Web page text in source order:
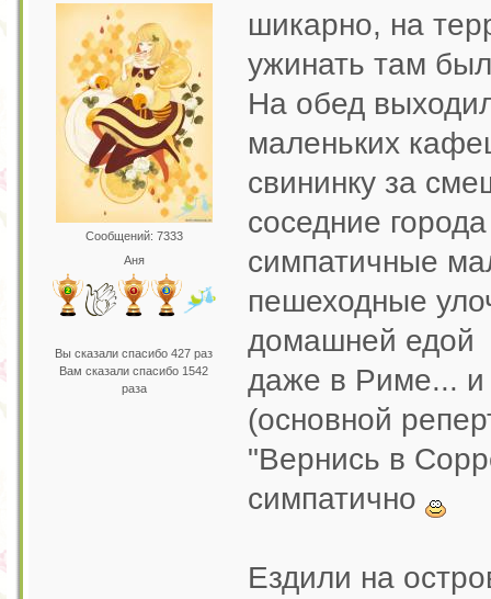
Сообщений: 7333
Аня
Вы сказали спасибо 427 раз
Вам сказали спасибо 1542
раза
шикарно, на
ужинать там
На обед
маленьких
свининку за
соседние
симпатичные
пешеходные
домашней едой
даже в Риме... и
(основной
"Вернись в
симпатично
Ездили на